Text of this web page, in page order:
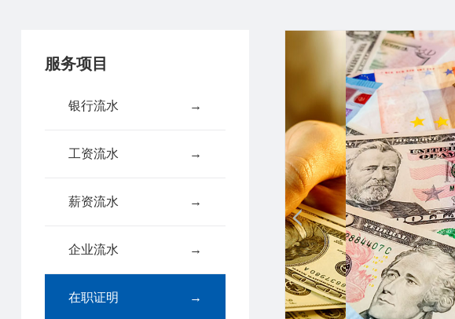
服务项目
银行流水 →
工资流水 →
薪资流水 →
企业流水 →
在职证明 →